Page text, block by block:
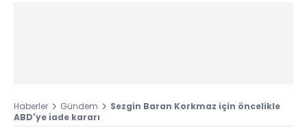
Haberler Gündem
Sezgin Baran Korkmaz için öncelikle
ABD'ye iade kararı